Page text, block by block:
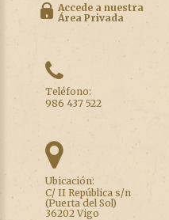
Accede a nuestra
Área Privada
Teléfono:
986 437 522
Ubicación:
C/ II República s/n
(Puerta del Sol)
36202 Vigo